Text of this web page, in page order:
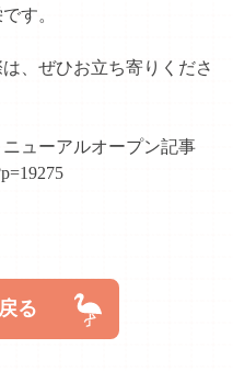
す。
、ぜひお立ち寄りくださ
ューアルオープン記事
る